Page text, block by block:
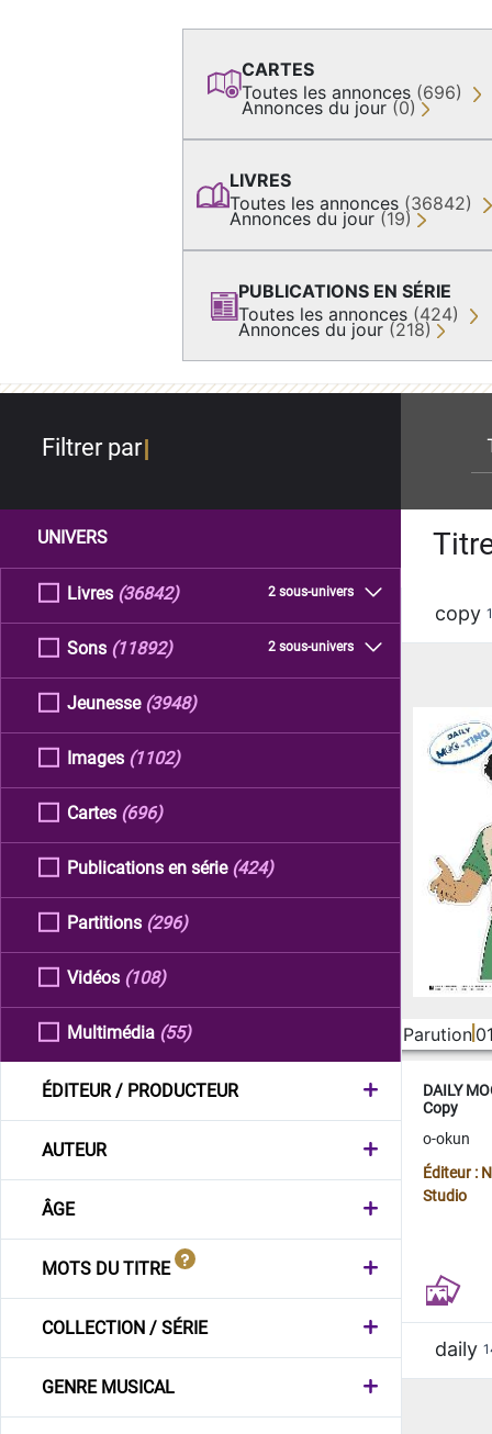
CARTES
Toutes les annonces (696)
Annonces du jour (0)
LIVRES
Toutes les annonces (36842)
Annonces du jour (19)
PUBLICATIONS EN SÉRIE
Toutes les annonces (424)
Annonces du jour (218)
Filtrer par
UNIVERS
Livres 2 sous-univers
(36842)
Sons 2 sous-univers
(11892)
Jeunesse (3948)
Images (1102)
Cartes (696)
Publications en série (424)
Partitions (296)
Vidéos (108)
Multimédia (55)
ÉDITEUR / PRODUCTEUR
AUTEUR
ÂGE
MOTS DU TITRE
COLLECTION / SÉRIE
GENRE MUSICAL
copy
Parution
DAILY
Copy
o-okun
Éditeur :
Studio
daily